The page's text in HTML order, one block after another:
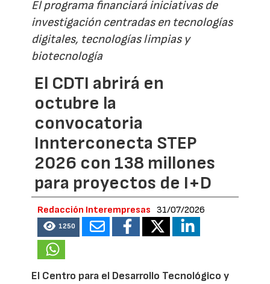
El programa financiará iniciativas de
investigación centradas en tecnologías
digitales, tecnologías limpias y
biotecnología
El CDTI abrirá en
octubre la
convocatoria
Innterconecta STEP
2026 con 138 millones
para proyectos de I+D
Redacción Interempresas 31/07/2026
1250
El Centro para el Desarrollo Tecnológico y